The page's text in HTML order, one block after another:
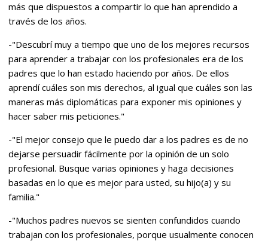
más que dispuestos a compartir lo que han aprendido a
través de los años.
-"Descubrí muy a tiempo que uno de los mejores recursos
para aprender a trabajar con los profesionales era de los
padres que lo han estado haciendo por años. De ellos
aprendí cuáles son mis derechos, al igual que cuáles son las
maneras más diplomáticas para exponer mis opiniones y
hacer saber mis peticiones."
-"El mejor consejo que le puedo dar a los padres es de no
dejarse persuadir fácilmente por la opinión de un solo
profesional. Busque varias opiniones y haga decisiones
basadas en lo que es mejor para usted, su hijo(a) y su
familia."
-"Muchos padres nuevos se sienten confundidos cuando
trabajan con los profesionales, porque usualmente conocen